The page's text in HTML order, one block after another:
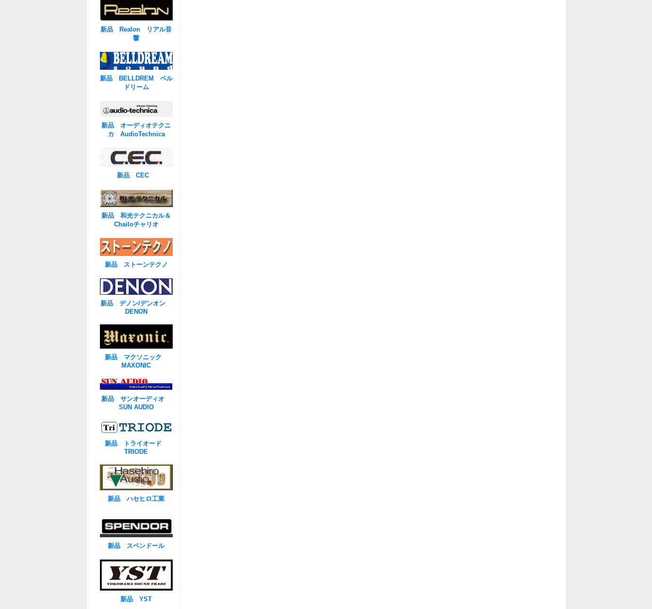
新品 Realon リアル音
響
新品 BELLDREM ベル
ドリーム
新品 オーディオテクニ
カ AudioTechnica
新品 CEC
新品 和光テクニカル＆
Chailoチャリオ
新品 ストーンテクノ
新品 デノン/デンオン
DENON
新品 マクソニック
MAXONIC
新品 サンオーディオ
SUN AUDIO
新品 トライオード
TRIODE
新品 ハセヒロ工業
新品 スペンドール
新品 YST